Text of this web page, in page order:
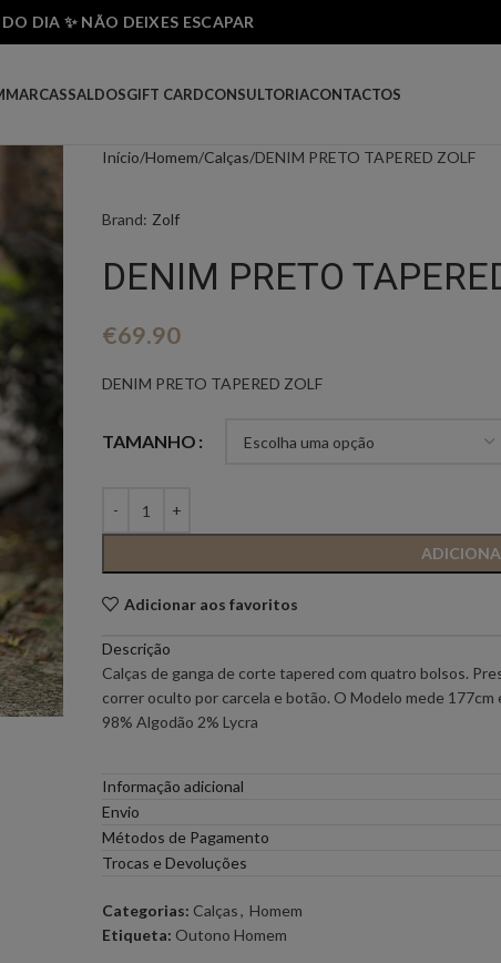
DIA ✨ NÃO DEIXES ESCAPAR
MARCAS
PONTO CHIC COLLECTION – PONTO CHIC PREMIUM
ELEH
GOA GOA ICE PLAY
SCOTCH & SODA
SALDOSGIFT CARDCONSULTORIACONTACTOS
Início Homem Calças DENIM PRETO TAPERED ZOLF
Brand: Zolf
DENIM PRETO
€69.90
DENIM PRETO TAPERED ZOLF
TAMANHO
Adicionar aos favoritos
Descrição
Calças de ganga de corte tapered com quatro bolsos.
correr oculto por carcela e botão. O Modelo mede 177cm
98% Algodão 2% Lycra
Informação adicional
Envio
Métodos de Pagamento
Trocas e Devoluções
Categorias: Calças, Homem
Etiqueta: Outono Homem